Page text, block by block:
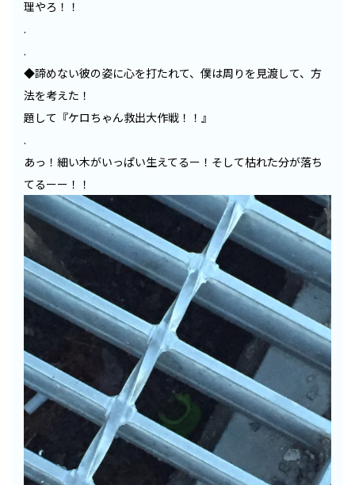
理やろ！！
.
.
◆諦めない彼の姿に心を打たれて、僕は周りを見渡して、方
法を考えた！
題して『ケロちゃん救出大作戦！！』
.
あっ！細い木がいっぱい生えてるー！そして枯れた分が落ち
てるーー！！